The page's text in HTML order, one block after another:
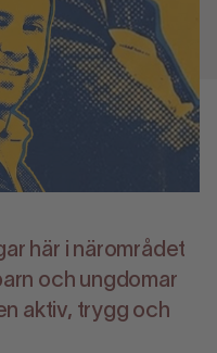
här i närområdet
och ungdomar
aktiv, trygg och